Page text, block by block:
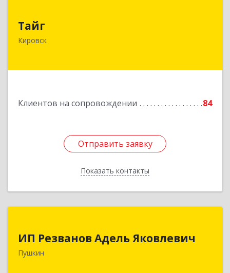
Тайг
Кировск
Клиентов на сопровождении 84
Отправить заявку
Показать контакты
Кировск г, Новая ул, дом № 13, корпус 3, кв.3
Подробнее
Отправить заявку
Назад
ИП Резванов Адель Яковлевич
Пушкин
196602, Санкт-Петербург г, Пушкин г, Красной